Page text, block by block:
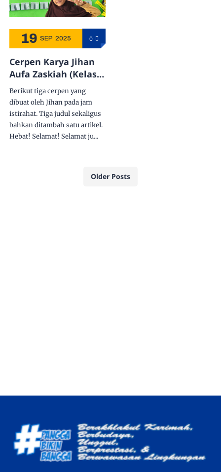
19 SEP 2025 0
Cerpen Karya Jihan
Aufa Zaskiah (Kelas
6B) pada Aplikasi
KaryaKoin
Berikut tiga cerpen yang
dibuat oleh Jihan pada jam
istirahat. Tiga judul sekaligus
bahkan ditambah satu artikel.
Hebat! Selamat! Selamat ju...
Older Posts